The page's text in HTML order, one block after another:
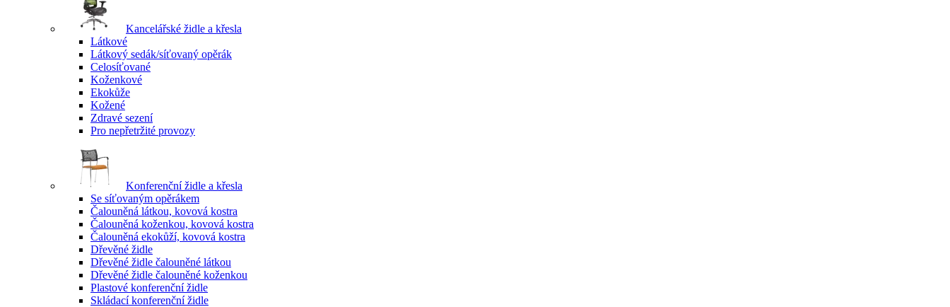
Kancelářské židle a křesla
Látkové
Látkový sedák/síťovaný opěrák
Celosíťované
Koženkové
Ekokůže
Kožené
Zdravé sezení
Pro nepřetržité provozy
Konferenční židle a křesla
Se síťovaným opěrákem
Čalouněná látkou, kovová kostra
Čalouněná koženkou, kovová kostra
Čalouněná ekokůží, kovová kostra
Dřevěné židle
Dřevěné židle čalouněné látkou
Dřevěné židle čalouněné koženkou
Plastové konferenční židle
Skládací konferenční židle